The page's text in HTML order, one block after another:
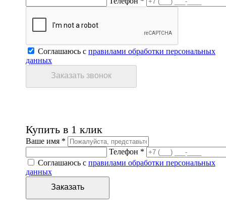
Соглашаюсь с правилами обработки персональных
данных
Купить в 1 клик
Ваше имя *
Телефон *
Соглашаюсь с правилами обработки персональных
данных